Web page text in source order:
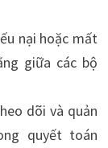
nại hoặc mất
giữa các bộ
dõi và quản
quyết toán